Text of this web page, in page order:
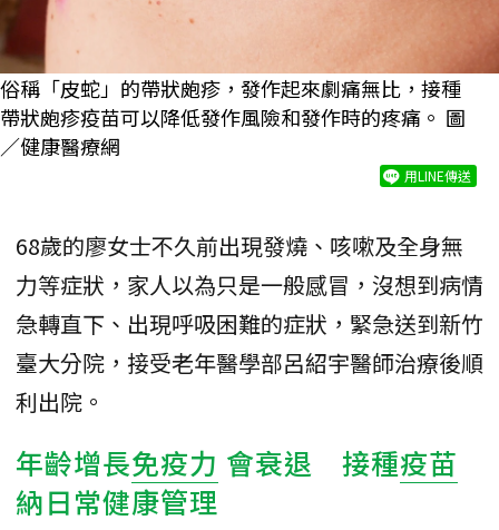
俗稱「皮蛇」的帶狀皰疹，發作起來劇痛無比，接種
帶狀皰疹疫苗可以降低發作風險和發作時的疼痛。 圖
／健康醫療網
用LINE傳送
68歲的廖女士不久前出現發燒、咳嗽及全身無
力等症狀，家人以為只是一般感冒，沒想到病情
急轉直下、出現呼吸困難的症狀，緊急送到新竹
臺大分院，接受老年醫學部呂紹宇醫師治療後順
利出院。
年齡增長免疫力 會衰退 接種疫苗
納日常健康管理